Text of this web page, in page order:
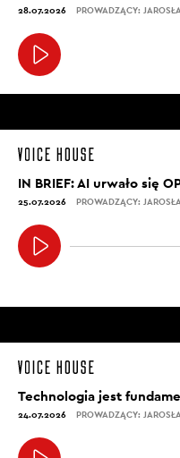
28.07.2026 PROWADZĄCY:
IN BRIEF: AI urwało się
25.07.2026 PROWADZĄCY:
Technologia jest
24.07.2026 PROWADZĄCY: